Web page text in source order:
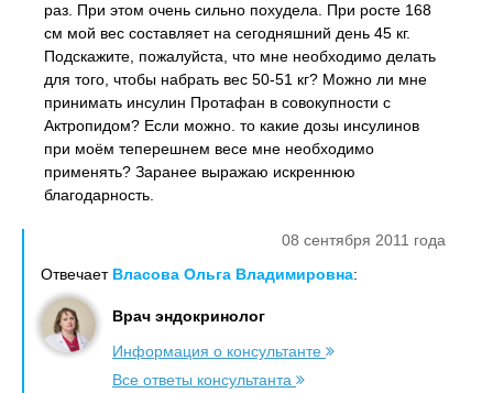
раз. При этом очень сильно похудела. При росте 168
см мой вес составляет на сегодняшний день 45 кг.
Подскажите, пожалуйста, что мне необходимо делать
для того, чтобы набрать вес 50-51 кг? Можно ли мне
принимать инсулин Протафан в совокупности с
Актропидом? Если можно. то какие дозы инсулинов
при моём теперешнем весе мне необходимо
применять? Заранее выражаю искреннюю
благодарность.
08 сентября 2011 года
Отвечает Власова Ольга Владимировна:
Врач эндокринолог
Информация о консультанте
Все ответы консультанта